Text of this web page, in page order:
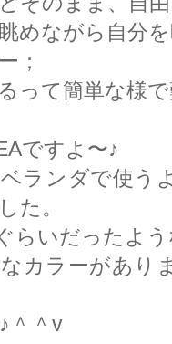
めながら自分
；
って簡単な様
ですよ〜♪
ランダで使う
た。
らいだったよ
カラーがあり
＾＾v